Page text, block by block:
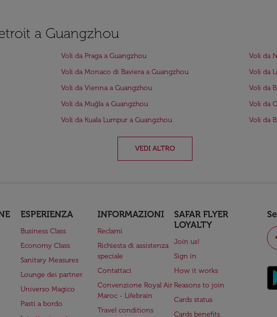
a Guangzhou
Voli da Praga a Guangzhou
Voli da
Voli da Monaco di Baviera a Guangzhou
Voli da
Voli da Vienna a Guangzhou
Voli da
Voli da Muğla a Guangzhou
Voli da
Voli da Kuala Lumpur a Guangzhou Voli da
VEDI ALTRO
ESPERIENZA
Business Class
Economy Class
Sanitary Measures
Lounge dei partner
Universo Magico
Pasti a bordo
INFORMAZIONI
Reclami
Richiesta di assistenza
speciale
Contattaci
Convenzione Royal Air
Maroc - Lifebrain
Travel conditions
SAFAR FLYER
LOYALTY
Join us!
Sign in
How it works
Reasons to join
Cards status
Cards benefits